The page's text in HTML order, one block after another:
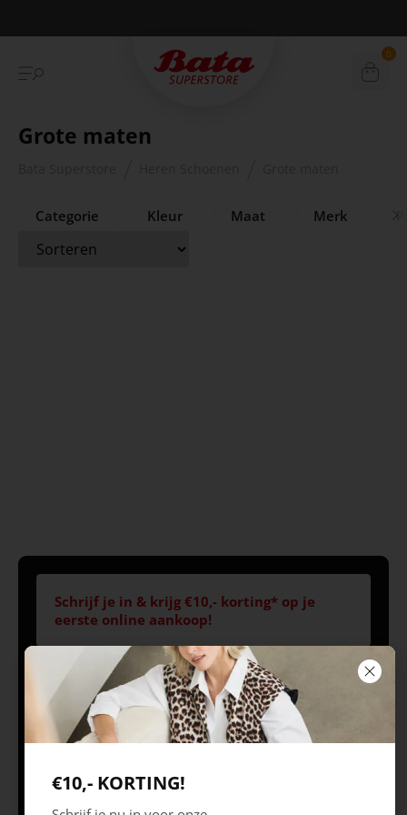
Duurzame verzending 0
Grote maten
Categorie Kleur Maat Merk
Schrijf je in & krijg €10,- korting* op je
eerste online aankoop!
Volg ons
ZC
€10,- KORTING!